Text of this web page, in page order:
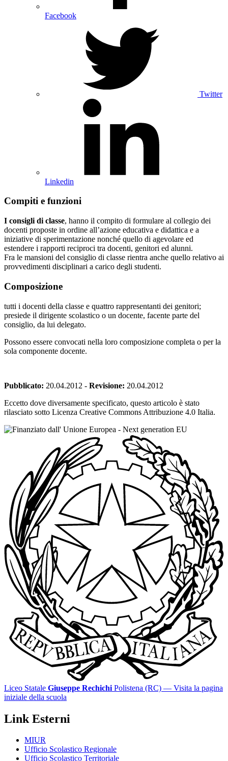
Facebook
Twitter
Linkedin
Compiti e funzioni
I consigli di classe, hanno il compito di formulare al collegio dei
docenti proposte in ordine all’azione educativa e didattica e a
iniziative di sperimentazione nonché quello di agevolare ed
estendere i rapporti reciproci tra docenti, genitori ed alunni.
Fra le mansioni del consiglio di classe rientra anche quello relativo ai
provvedimenti disciplinari a carico degli studenti.
Composizione
tutti i docenti della classe e quattro rappresentanti dei genitori;
presiede il dirigente scolastico o un docente, facente parte del
consiglio, da lui delegato.
Possono essere convocati nella loro composizione completa o per la
sola componente docente.
Pubblicato: 20.04.2012 - Revisione: 20.04.2012
Eccetto dove diversamente specificato, questo articolo è stato
rilasciato sotto Licenza Creative Commons Attribuzione 4.0 Italia.
Liceo Statale Giuseppe Rechichi Polistena (RC) — Visita la pagina
iniziale della scuola
Link Esterni
MIUR
Ufficio Scolastico Regionale
Ufficio Scolastico Territoriale